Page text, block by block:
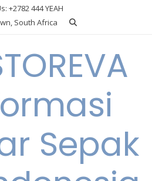
+2782 444 YEAH
South Africa
Sepak